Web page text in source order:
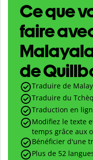
Ce que
faire
de
Traduire de
Traduire du
Traduction en
Modifiez le texte
temps grâce aux
Bénéficier d'une
Plus de 52